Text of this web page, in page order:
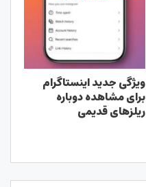
ویژگی جدید اینستاگرام
برای مشاهده دوباره
ریلزهای قدیمی